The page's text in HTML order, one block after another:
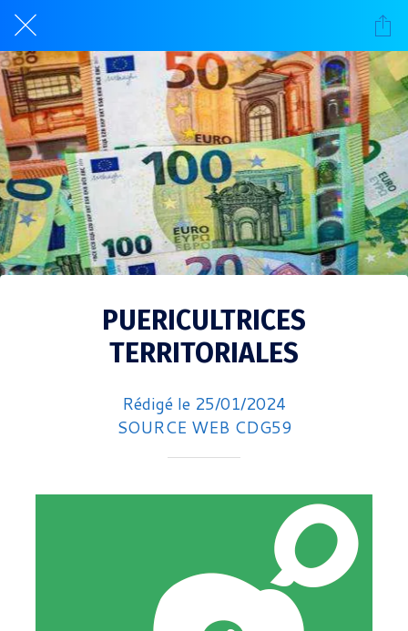
PUERICULTRICES
TERRITORIALES
Rédigé le 25/01/2024
SOURCE WEB CDG59